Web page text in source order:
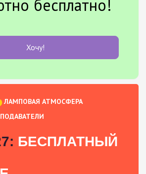
бесплатно!
Хочу!
ЛАМПОВАЯ АТМОСФЕРА
БЕСПЛАТНЫЙ